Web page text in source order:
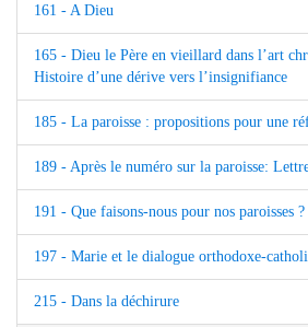
161 - A Dieu
165 - Dieu le Père en vieillard dans l’art
Histoire d’une dérive vers l’insignifiance
185 - La paroisse : propositions pour une
189 - Après le numéro sur la paroisse:
191 - Que faisons-nous pour nos paroisses ?
197 - Marie et le dialogue orthodoxe-
215 - Dans la déchirure